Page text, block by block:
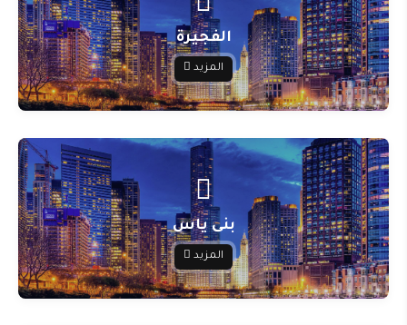
الفجيرة
المزيد
بنى ياس
المزيد